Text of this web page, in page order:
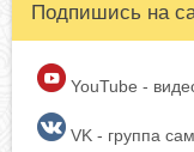
Подпишись на
YouTube -
VK - группа